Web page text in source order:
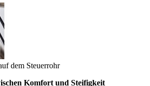
dem Steuerrohr
Komfort und Steifigkeit